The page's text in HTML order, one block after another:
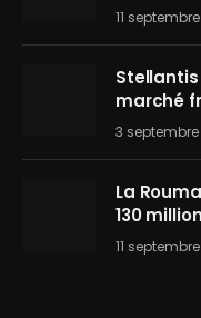
11
marché
3
La
130
11